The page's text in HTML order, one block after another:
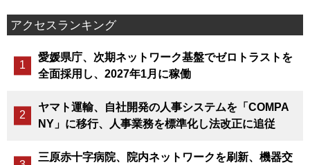
アクセスランキング
愛媛県庁、次期ネットワーク基盤でゼロトラストを
全面採用し、2027年1月に稼働
ヤマト運輸、自社開発の人事システムを「COMPA
NY」に移行、人事業務を標準化し法改正に追従
三原赤十字病院、院内ネットワークを刷新、機器交